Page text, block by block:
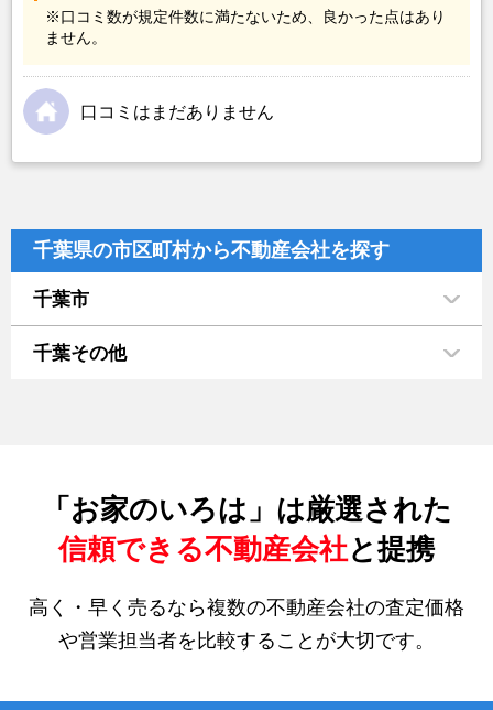
※口コミ数が規定件数に満たないため、良かった点はあり
ません。
口コミはまだありません
千葉県の市区町村から不動産会社を探す
千葉市
千葉その他
「お家のいろは」は厳選された
信頼できる不動産会社と提携
高く・早く売るなら複数の不動産会社の査定価格
や営業担当者を比較することが大切です。